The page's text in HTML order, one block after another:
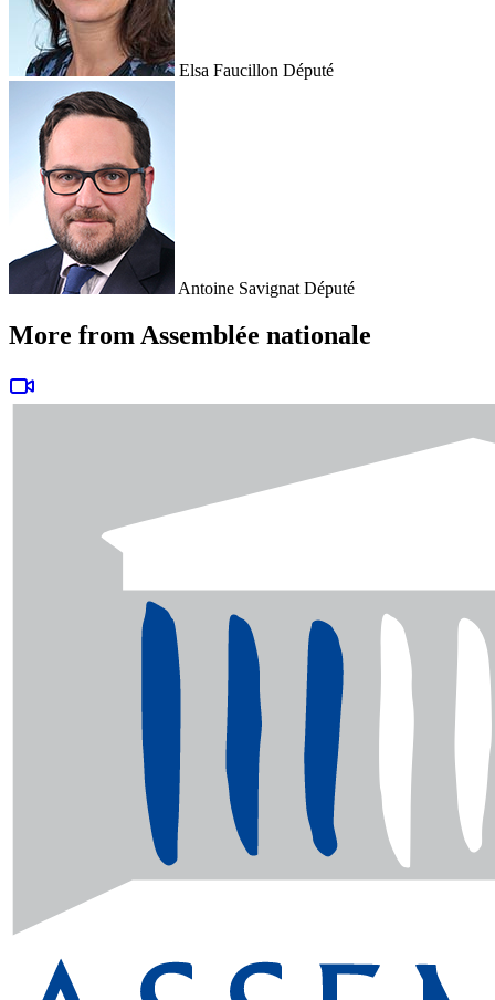
Elsa Faucillon Député
Antoine Savignat Député
More from Assemblée nationale